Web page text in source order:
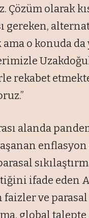
Çözüm olarak
gereken,
o konuda da
rekabet
alanda
ifade eden
faizler ve parasal
global